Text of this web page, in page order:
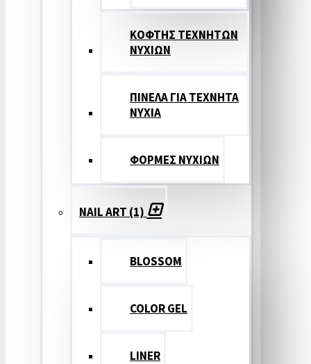
ΚΟΦΤΗΣ ΤΕΧΝΗΤΩΝ
ΝΥΧΙΩΝ
ΠΙΝΕΛΑ ΓΙΑ ΤΕΧΝΗΤΑ
ΝΥΧΙΑ
ΦΟΡΜΕΣ ΝΥΧΙΩΝ
NAIL ART (1)
BLOSSOM
COLOR GEL
LINER